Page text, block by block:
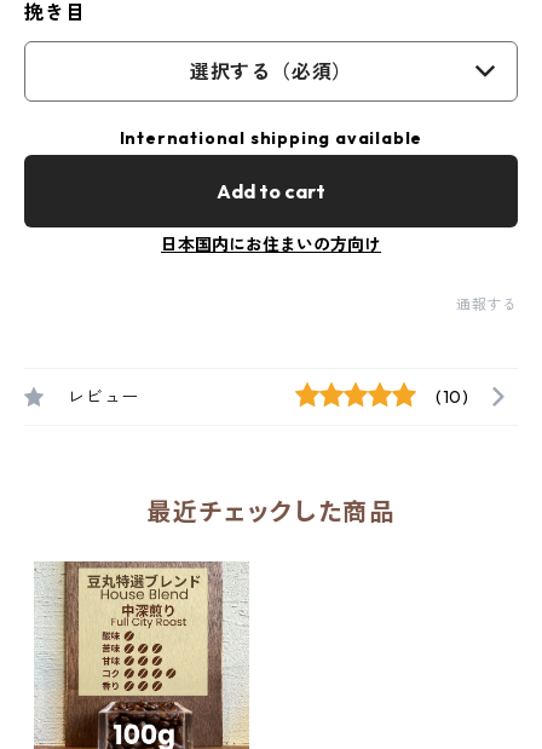
挽き目
選択する（必須）
International shipping available
Add to cart
日本国内にお住まいの方向け
通報する
レビュー (10)
最近チェックした商品